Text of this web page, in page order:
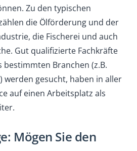
Zu den typischen
die Ölförderung und der
die Fischerei und auch
Gut qualifizierte Fachkräfte
bestimmten Branchen (z.B.
werden gesucht, haben in aller
auf einen Arbeitsplatz als
Mögen Sie den